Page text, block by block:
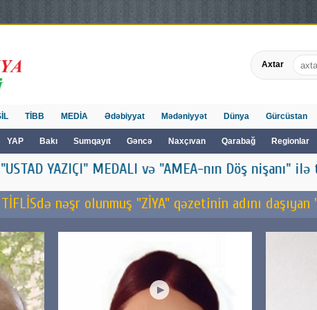
Axtar
YAP Bakı Sumqayıt Gəncə Naxçıvan Qarabağ Regionlar
TİBB MEDİA Ədəbiyyat Mədəniyyət Dünya Gürcüstan
və "AMEA-nın Döş nişanı" ilə təltif olunub✍
nəşr olunmuş "ZİYA" qəzetinin adını